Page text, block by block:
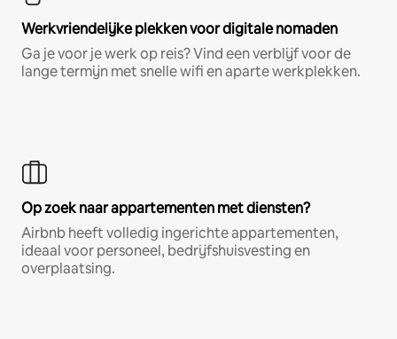
Werkvriendelijke plekken voor digitale nomaden
Ga je voor je werk op reis? Vind een verblijf voor de
lange termijn met snelle wifi en aparte werkplekken.
Op zoek naar appartementen met diensten?
Airbnb heeft volledig ingerichte appartementen,
ideaal voor personeel, bedrijfshuisvesting en
overplaatsing.